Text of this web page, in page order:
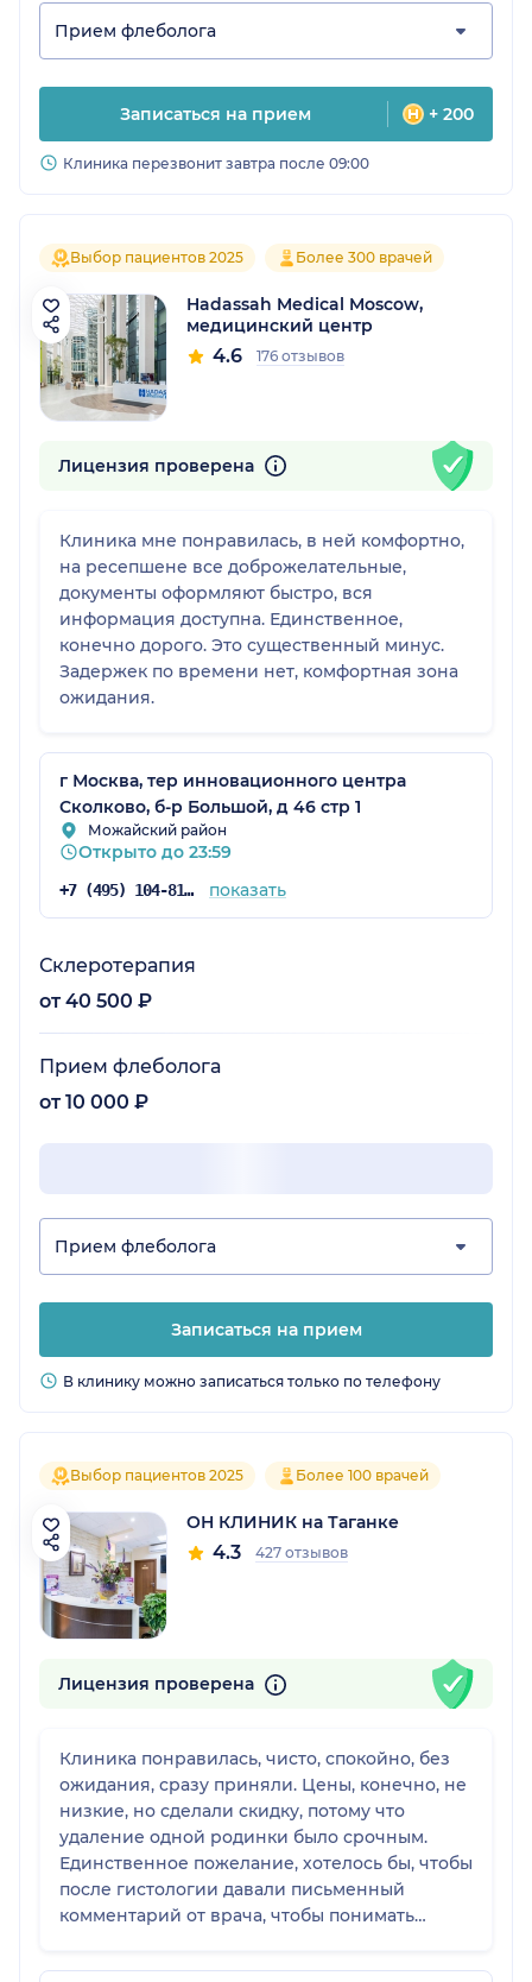
Прием флеболога
Записаться на прием + 200
Клиника перезвонит завтра после 09:00
Выбор пациентов 2025 Более 300 врачей
Hadassah Medical Moscow,
медицинский центр
4.6 176 отзывов
Лицензия проверена
Клиника мне понравилась, в ней комфортно,
на ресепшене все доброжелательные,
документы оформляют быстро, вся
информация доступна. Единственное,
конечно дорого. Это существенный минус.
Задержек по времени нет, комфортная зона
ожидания.
г Москва, тер инновационного центра
Сколково, б-р Большой, д 46 стр 1
Можайский район
Открыто до 23:59
+7 (495) 104-81-22 показать
Склеротерапия
от 40 500 ₽
Прием флеболога
от 10 000 ₽
Прием флеболога
Записаться на прием
В клинику можно записаться только по телефону
Выбор пациентов 2025 Более 100 врачей
ОН КЛИНИК на Таганке
4.3 427 отзывов
Лицензия проверена
Клиника понравилась, чисто, спокойно, без
ожидания, сразу приняли. Цены, конечно, не
низкие, но сделали скидку, потому что
удаление одной родинки было срочным.
Единственное пожелание, хотелось бы, чтобы
после гистологии давали письменный
комментарий от врача, чтобы понимать
то делать. В остальном всё хорошо, чисто, я